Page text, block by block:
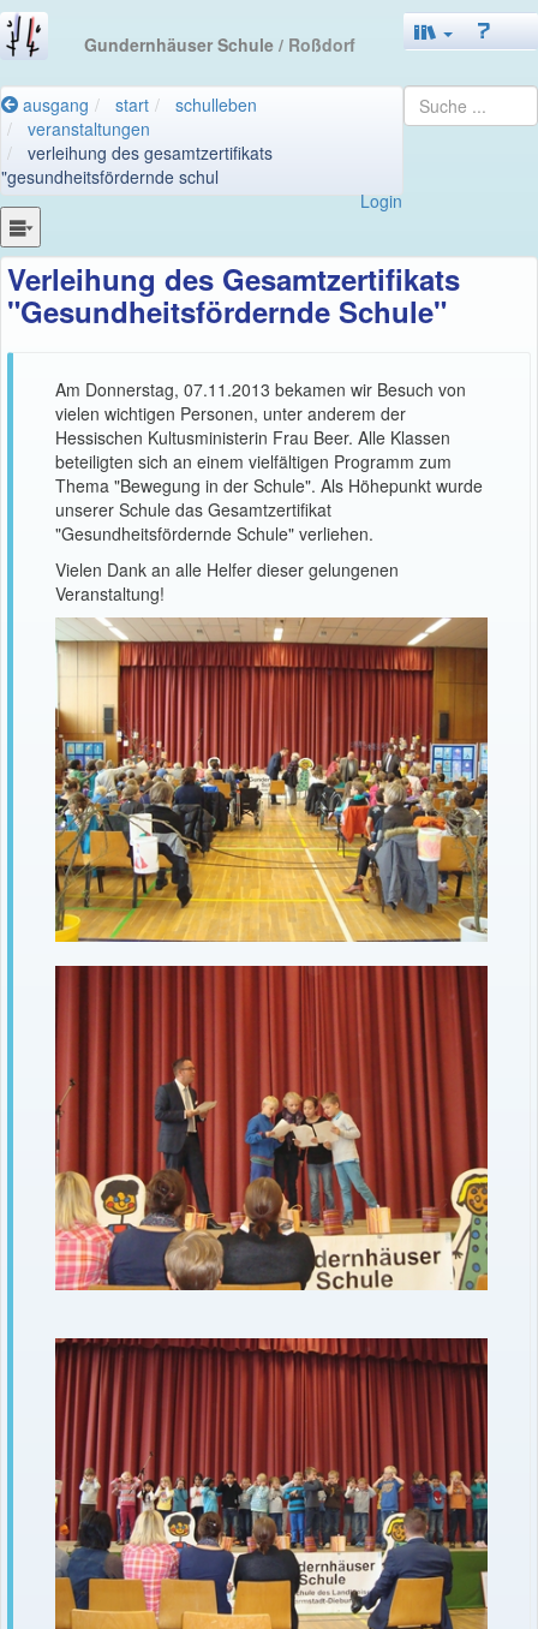
Gundernhäuser Schule / Roßdorf
ausgang start
schulleben
veranstaltungen
verleihung des gesamtzertifikats
"gesundheitsfördernde schul
Login
Verleihung des Gesamtzertifikats
"Gesundheitsfördernde Schule"
Am Donnerstag, 07.11.2013 bekamen wir Besuch von
vielen wichtigen Personen, unter anderem der
Hessischen Kultusministerin Frau Beer. Alle Klassen
beteiligten sich an einem vielfältigen Programm zum
Thema "Bewegung in der Schule". Als Höhepunkt wurde
unserer Schule das Gesamtzertifikat
"Gesundheitsfördernde Schule" verliehen.
Vielen Dank an alle Helfer dieser gelungenen
Veranstaltung!